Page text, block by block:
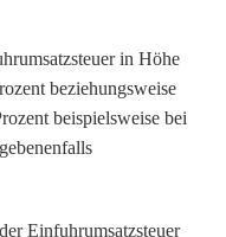
in Höhe
beziehungsweise
beispielsweise bei
Einfuhrumsatzsteuer